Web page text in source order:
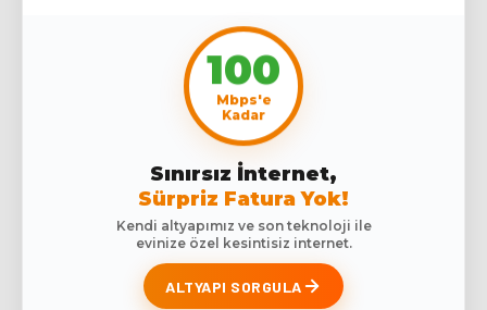
100
Mbps'e
Kadar
Sınırsız İnternet,
Sürpriz Fatura Yok!
Kendi altyapımız ve son teknoloji ile
evinize özel kesintisiz internet.
ALTYAPI SORGULA